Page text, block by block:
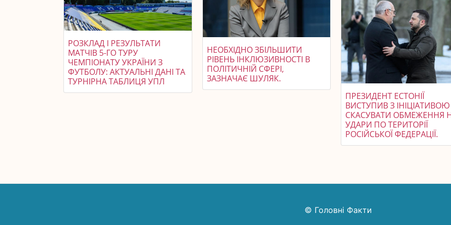
РОЗКЛАД І РЕЗУЛЬТАТИ
МАТЧІВ 5-ГО ТУРУ
ЧЕМПІОНАТУ УКРАЇНИ З
ФУТБОЛУ: АКТУАЛЬНІ ДАНІ ТА
ТУРНІРНА ТАБЛИЦЯ УПЛ
НЕОБХІДНО ЗБІЛЬШИТИ
РІВЕНЬ ІНКЛЮЗИВНОСТІ В
ПОЛІТИЧНІЙ СФЕРІ,
ЗАЗНАЧАЄ ШУЛЯК.
ПРЕЗИДЕНТ ЕСТОНІЇ
ВИСТУПИВ З ІНІЦІАТИВОЮ
СКАСУВАТИ ОБМЕЖЕННЯ
УДАРИ ПО ТЕРИТОРІЇ
РОСІЙСЬКОЇ ФЕДЕРАЦІЇ.
© Головні Факти